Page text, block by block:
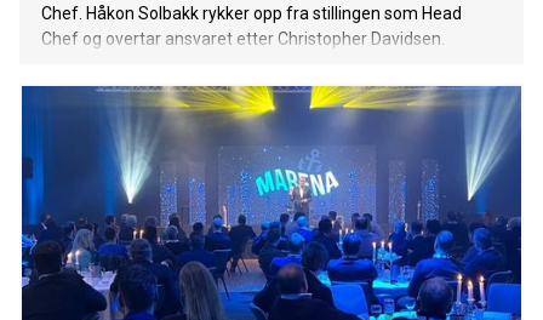
Chef. Håkon Solbakk rykker opp fra stillingen som Head
Chef og overtar ansvaret etter Christopher Davidsen.